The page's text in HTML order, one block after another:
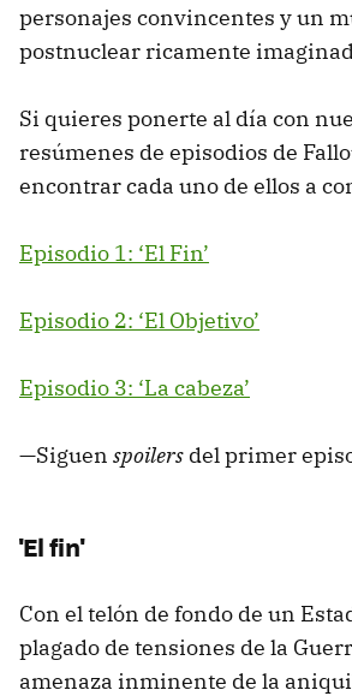
personajes convincentes y un
postnuclear ricamente
Si quieres ponerte al día con
resúmenes de episodios de
encontrar cada uno de ellos a
Episodio 1: ‘El Fin’
Episodio 2: ‘El Objetivo’
Episodio 3: ‘La cabeza’
—Siguen spoilers del primer
'El fin'
Con el telón de fondo de un
plagado de tensiones de la
amenaza inminente de la